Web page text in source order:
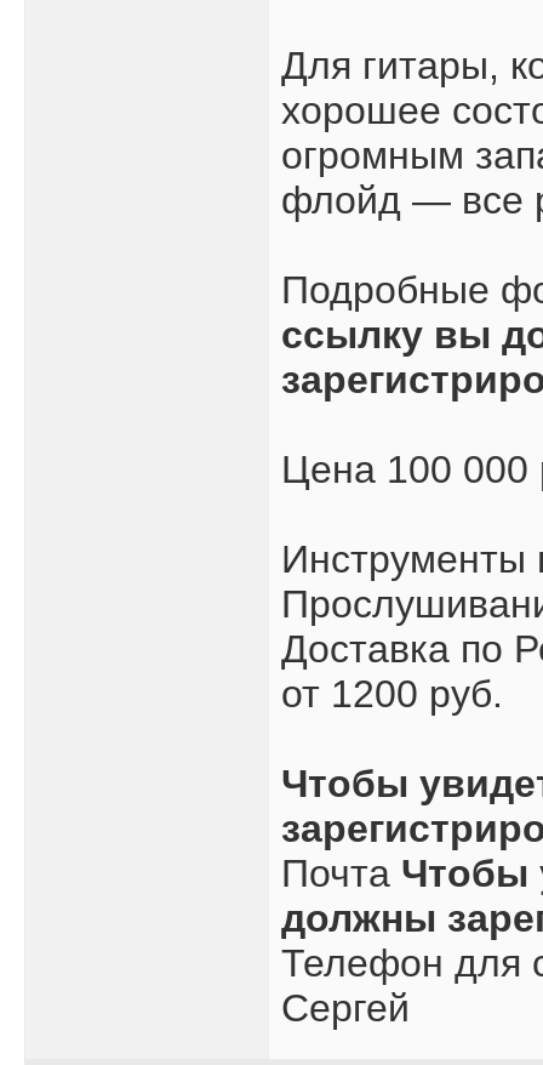
Для гитары,
хорошее
огромным
флойд — все
Подробные
ссылку вы
Цена 100 000
Инструменты
Доставка по
от 1200 руб.
Чтобы
Почта Чтобы
должны
Телефон для
Сергей